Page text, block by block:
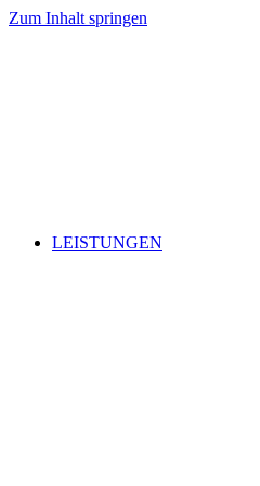
Zum Inhalt springen
LEISTUNGEN